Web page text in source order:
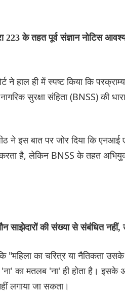
223 के तहत पूर्व संज्ञान नोटिस
ने हाल ही में स्पष्ट किया कि
सुरक्षा संहिता (BNSS) की
ने इस बात पर जोर दिया कि
करता है, लेकिन BNSS के तहत
साझेदारों की संख्या से संबंधित नहीं,
कि "महिला का चरित्र या नैतिकता
'ना' का मतलब 'ना' ही होता है।
लगाया जा सकता।